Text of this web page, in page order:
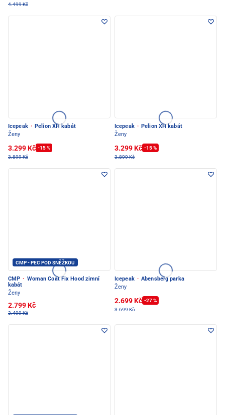
4.499 Kč
Icepeak · Pelion XH kabát
Ženy
3.299 Kč -15 %
3.899 Kč
Icepeak · Pelion XH kabát
Ženy
3.299 Kč -15 %
3.899 Kč
CMP - PEC POD SNĚŽKOU
CMP · Woman Coat Fix Hood zimní
kabát
Ženy
2.799 Kč
3.499 Kč
Icepeak · Abensberg parka
Ženy
2.699 Kč -27 %
3.699 Kč